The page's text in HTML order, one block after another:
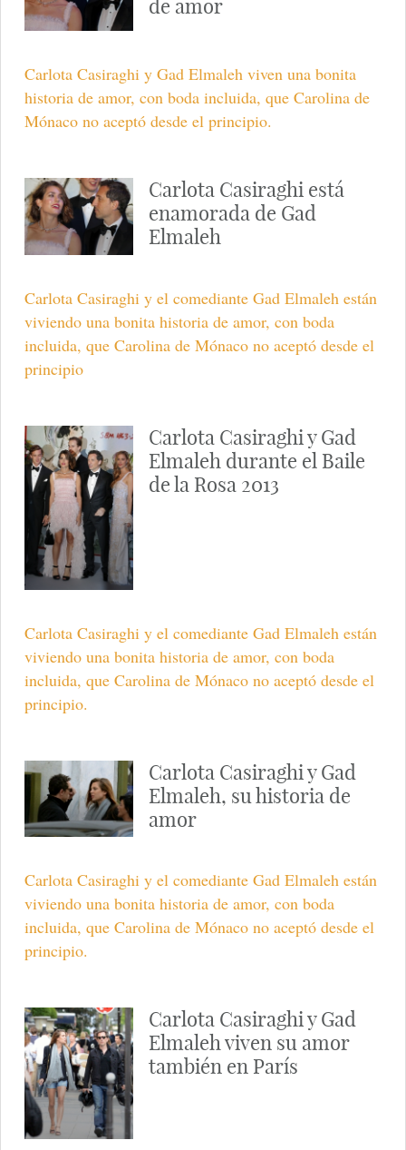
de amor
Carlota Casiraghi y Gad Elmaleh viven una bonita
historia de amor, con boda incluida, que Carolina de
Mónaco no aceptó desde el principio.
Carlota Casiraghi está
enamorada de Gad
Elmaleh
Carlota Casiraghi y el comediante Gad Elmaleh están
viviendo una bonita historia de amor, con boda
incluida, que Carolina de Mónaco no aceptó desde el
principio
Carlota Casiraghi y Gad
Elmaleh durante el Baile
de la Rosa 2013
Carlota Casiraghi y el comediante Gad Elmaleh están
viviendo una bonita historia de amor, con boda
incluida, que Carolina de Mónaco no aceptó desde el
principio.
Carlota Casiraghi y Gad
Elmaleh, su historia de
amor
Carlota Casiraghi y el comediante Gad Elmaleh están
viviendo una bonita historia de amor, con boda
incluida, que Carolina de Mónaco no aceptó desde el
principio.
Carlota Casiraghi y Gad
Elmaleh viven su amor
también en París